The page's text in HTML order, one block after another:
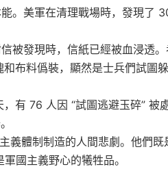
。美軍在清理戰場時，發現了
被發現時，信紙已經被血浸透
布料僞裝，顯然是士兵們試圖
有 76 人因 “試圖逃避玉碎” 被處
義體制制造的人間悲劇。他們既
國主義野心的犧牲品。